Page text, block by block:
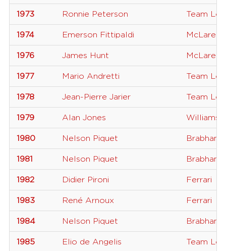
1973 Ronnie Peterson Team
1974 Emerson Fittipaldi McLaren
1976 James Hunt McLaren
1977 Mario Andretti Team
1978 Jean-Pierre Jarier Team
1979 Alan Jones Williams
1980 Nelson Piquet Brabham
1981 Nelson Piquet Brabham
1982 Didier Pironi Ferrari
1983 René Arnoux Ferrari
1984 Nelson Piquet Brabham
1985 Elio de Angelis Team